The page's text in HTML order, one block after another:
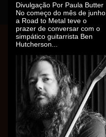
Divulgação Por Paula Butter
No começo do mês de junho,
a Road to Metal teve o
prazer de conversar com o
simpático guitarrista Ben
Hutcherson...